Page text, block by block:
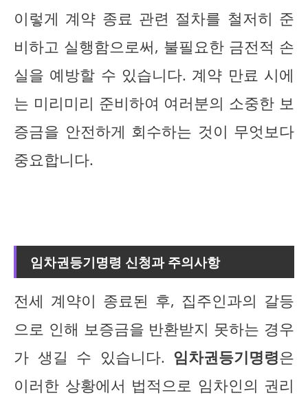
이렇게 계약 종료 관련 절차를 철저히 준
비하고 실행함으로써, 불필요한 금전적 손
실을 예방할 수 있습니다. 계약 만료 시에
는 미리미리 준비하여 여러분의 소중한 보
증금을 안전하게 회수하는 것이 무엇보다
중요합니다.
임차권등기명령 신청과 주의사항
전세 계약이 종료된 후, 집주인과의 갈등
으로 인해 보증금을 반환받지 못하는 경우
가 생길 수 있습니다. 임차권등기명령은
이러한 상황에서 법적으로 임차인의 권리